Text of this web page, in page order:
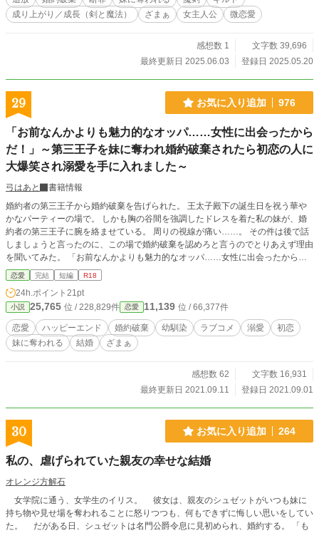
るととっても励みになります。ぜひ気軽にひとことでも残し
ていただけたら嬉しいです！
成り上がり／成長（剣と魔法）
ざまぁ 女主人公 微恋愛
感想数 1
文字数 39,696
最終更新日 2025.06.03
登録日 2025.05.20
29 お気に入り追加 976
「お前なんかよりも魅力的なオッパ……女性に出会ったから
だ！」～第三王子を妹に奪われ婚約破棄されたら初恋の人に
大爆笑され溺愛を手に入れました～
弓はあと
書籍情報
婚約者の第三王子から婚約破棄を告げられた。 王太子殿下の誕生日を祝う華や
かなパーティーの場で。 しかも胸の谷間を強調したドレスを着た私の妹が、婚
約者の第三王子に腕を絡ませている。 周りの視線が痛い……。 その件は後で話
しましょうと言ったのに、この場で婚約破棄を認めろと言うのでとりあえず理由
を聞いてみた。 「お前なんかよりも魅力的なオッパ……女性に出会ったから
だ！」 ……いま何か言いかけませんでしたか？ ※ざまぁされた方も、ある意味
ハッピーエンド。 ※R18指定は念のため。初夜の話がありますが、そんなにき
わどい表現はありません。 ※短めで軽～いお話になります。 ※設定ゆるめ、ご
都合主義です。
恋愛 完結 短編 R18
24h.ポイント 21pt
小説 25,765 位 / 228,829件 恋愛 11,139 位 / 66,377件
恋愛 ハッピーエンド 婚約破棄 幼馴染 ラブコメ 溺愛
初恋
妹に奪われる
結婚 ざまぁ
感想数 62
文字数 16,931
最終更新日 2021.09.11
登録日 2021.09.01
30 お気に入り追加 264
私の、虐げられていた親友の幸せな結婚
オレンジ方解石
女学院に通う、女学生のイリス。 彼女は、親友のシュゼットがいつも妹に
持ち物や見せ場を奪われることに怒りつつも、何もできずに悔しい思いをしてい
た。 だがある日、シュゼットは名門公爵令息に見初められ、婚約する。 「も